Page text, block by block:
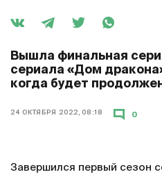
Вышла финальная
сериала «Дом
когда будет
24 ОКТЯБРЯ 2022, 08:18 0
Завершился первый сезон